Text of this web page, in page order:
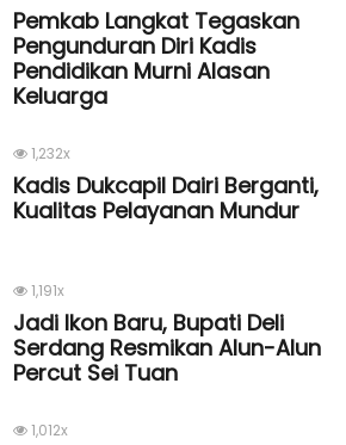
Pemkab Langkat Tegaskan
Pengunduran Diri Kadis
Pendidikan Murni Alasan
Keluarga
1,232x
Kadis Dukcapil Dairi Berganti,
Kualitas Pelayanan Mundur
1,191x
Jadi Ikon Baru, Bupati Deli
Serdang Resmikan Alun-Alun
Percut Sei Tuan
1,012x